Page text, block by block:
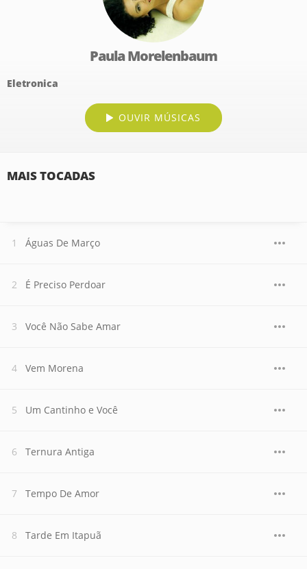
Paula Morelenbaum
Eletronica
OUVIR MÚSICAS
MAIS TOCADAS
Águas De Março
É Preciso Perdoar
Você Não Sabe Amar
Vem Morena
Um Cantinho e Você
Ternura Antiga
Tempo De Amor
Tarde Em Itapuã